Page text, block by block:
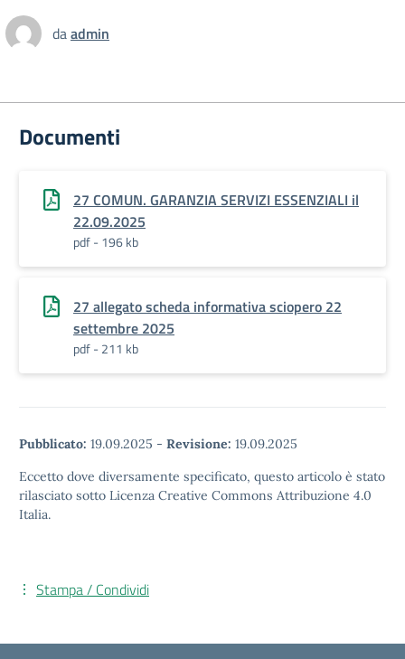
daadmin
Documenti
27 COMUN. GARANZIA SERVIZI ESSENZIALI il
22.09.2025
pdf - 196 kb
27 allegato scheda informativa sciopero 22
settembre 2025
pdf - 211 kb
Pubblicato: 19.09.2025 - Revisione: 19.09.2025
Eccetto dove diversamente specificato, questo articolo è stato
rilasciato sotto Licenza Creative Commons Attribuzione 4.0
Italia.
Stampa / Condividi